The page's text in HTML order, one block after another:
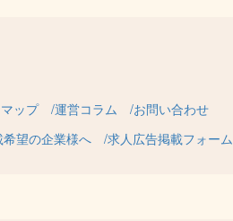
ップ 運営コラム
お問い合わせ
望の企業様へ
求人広告掲載フォーム